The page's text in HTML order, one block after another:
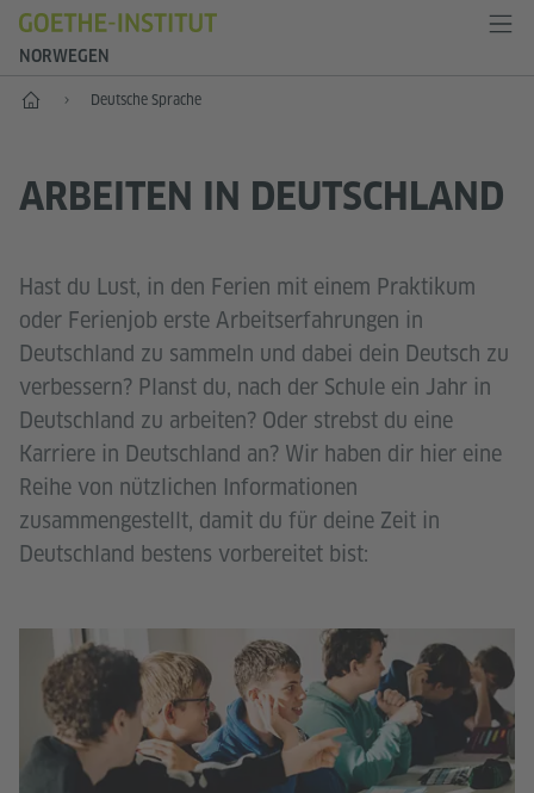
NORWEGEN
Start Deutsche Sprache
ARBEITEN IN DEUTSCHLAND
Hast du Lust, in den Ferien mit einem Praktikum
oder Ferienjob erste Arbeitserfahrungen in
Deutschland zu sammeln und dabei dein Deutsch zu
verbessern? Planst du, nach der Schule ein Jahr in
Deutschland zu arbeiten? Oder strebst du eine
Karriere in Deutschland an? Wir haben dir hier eine
Reihe von nützlichen Informationen
zusammengestellt, damit du für deine Zeit in
Deutschland bestens vorbereitet bist: